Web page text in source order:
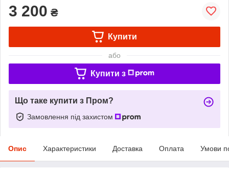
3 200 ₴
Купити
або
Купити з
Що таке купити з Пром?
Замовлення під захистом
Опис Характеристики Доставка Оплата Умови